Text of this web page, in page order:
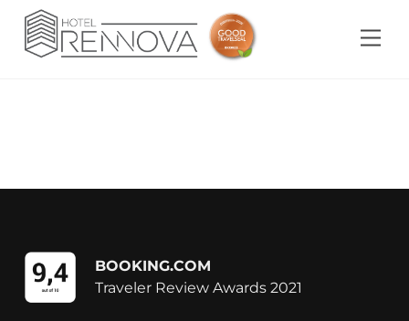
Skip
content
BOOKING.COM
Traveler Review Awards 2021